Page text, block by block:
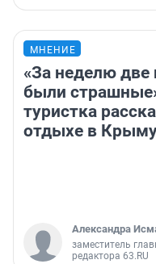
МНЕНИЕ
«За неделю две
были
туристка
отдыхе в
Александра
заместитель
редактора 63.RU